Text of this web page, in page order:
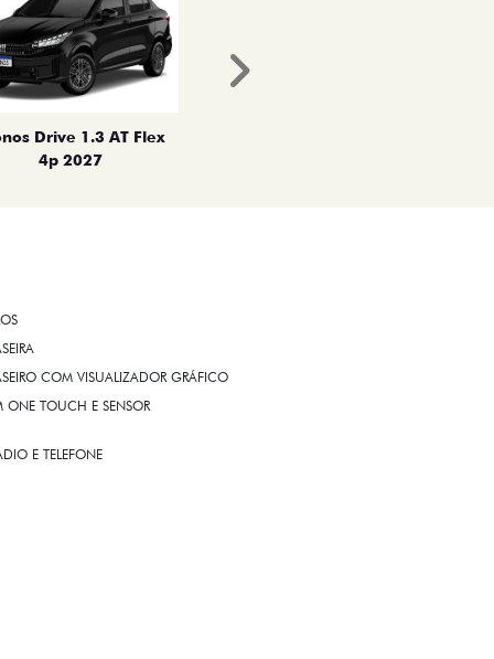
Drive 1.3 AT Flex
4p 2027
Próximo
COM VISUALIZADOR GRÁFICO
ONE TOUCH E SENSOR
E TELEFONE